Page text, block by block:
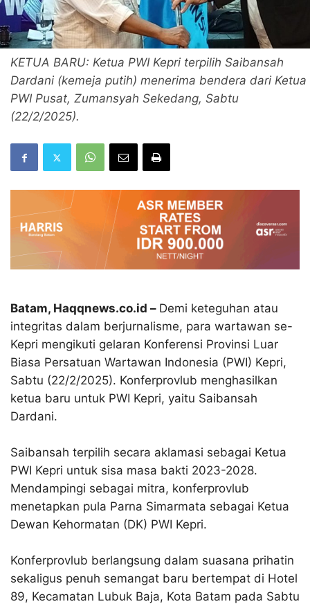
KETUA BARU: Ketua PWI Kepri terpilih Saibansah
Dardani (kemeja putih) menerima bendera dari Ketua
PWI Pusat, Zumansyah Sekedang, Sabtu
(22/2/2025).
Batam, Haqqnews.co.id – Demi keteguhan atau
integritas dalam berjurnalisme, para wartawan se-
Kepri mengikuti gelaran Konferensi Provinsi Luar
Biasa Persatuan Wartawan Indonesia (PWI) Kepri,
Sabtu (22/2/2025). Konferprovlub menghasilkan
ketua baru untuk PWI Kepri, yaitu Saibansah
Dardani.
Saibansah terpilih secara aklamasi sebagai Ketua
PWI Kepri untuk sisa masa bakti 2023-2028.
Mendampingi sebagai mitra, konferprovlub
menetapkan pula Parna Simarmata sebagai Ketua
Dewan Kehormatan (DK) PWI Kepri.
Konferprovlub berlangsung dalam suasana prihatin
sekaligus penuh semangat baru bertempat di Hotel
89, Kecamatan Lubuk Baja, Kota Batam pada Sabtu